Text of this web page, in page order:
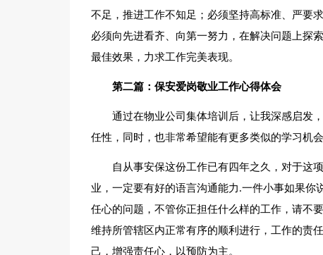
不足，推进工作不知足；必须坚持高标准、严要
必须向先进看齐、向第一努力，在解决问题上探
最佳效果，力求工作完美表现。
第二篇：保安爱岗敬业工作心得体会
通过在物业公司集体培训后，让我深感启发
任性，同时，也非常希望能有更多类似的学习机
自从事安保这份工作已有四年之久，对于这
业，一定要有好的语言沟通能力.一件小事如果
任心的问题，不管你正担任什么样的工作，请不
维持所管辖区内正常有序的顺利进行，工作的责
己，增强责任心，以预防为主。